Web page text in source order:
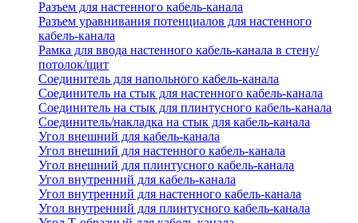
Разъем для настенного кабель-канала
Разъем уравнивания потенциалов для настенного
кабель-канала
Рамка для ввода настенного кабель-канала в стену/
потолок/щит
Соединитель для напольного кабель-канала
Соединитель на стык для настенного кабель-канала
Соединитель на стык для плинтусного кабель-канала
Соединитель/накладка на стык для кабель-канала
Угол внешний для кабель-канала
Угол внешний для настенного кабель-канала
Угол внешний для плинтусного кабель-канала
Угол внутренний для кабель-канала
Угол внутренний для настенного кабель-канала
Угол внутренний для плинтусного кабель-канала